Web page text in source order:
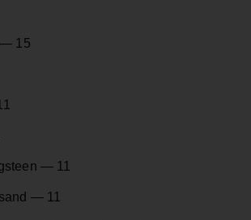
— 15
— 11
— 11